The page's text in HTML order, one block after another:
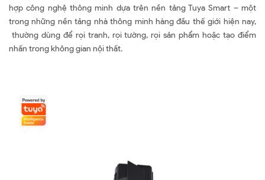
hợp công nghệ thông minh dựa trên nền tảng Tuya Smart – một
trong những nền tảng nhà thông minh hàng đầu thế giới hiện nay,
thường dùng để rọi tranh, rọi tường, rọi sản phẩm hoặc tạo điểm
nhấn trong không gian nội thất.